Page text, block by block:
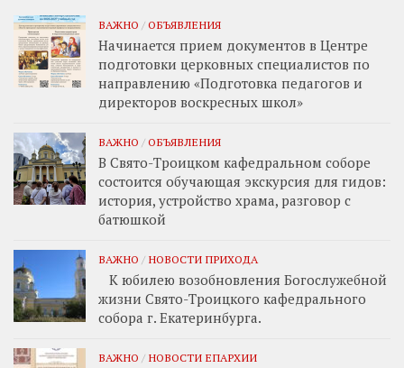
ВАЖНО / ОБЪЯВЛЕНИЯ
Начинается прием документов в Центре
подготовки церковных специалистов по
направлению «Подготовка педагогов и
директоров воскресных школ»
ВАЖНО / ОБЪЯВЛЕНИЯ
В Свято-Троицком кафедральном соборе
состоится обучающая экскурсия для гидов:
история, устройство храма, разговор с
батюшкой
ВАЖНО / НОВОСТИ ПРИХОДА
К юбилею возобновления Богослужебной
жизни Свято-Троицкого кафедрального
собора г. Екатеринбурга.
ВАЖНО / НОВОСТИ ЕПАРХИИ